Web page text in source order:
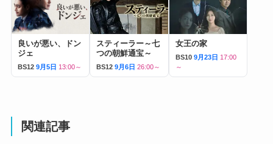
良いが悪い、ドン
ジェ
BS12 9月5日 13:00～
スティーラー～七
つの朝鮮通宝～
BS12 9月6日 26:00～
女王の家
BS10 9月23日 17:00
～
関連記事